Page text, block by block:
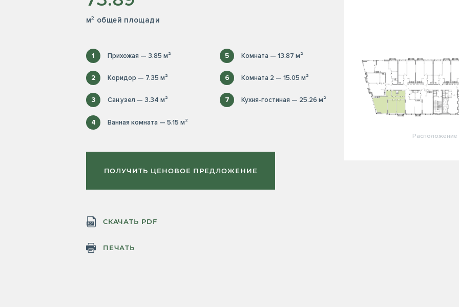
м² общей площади
1 Прихожая — 3.85 м²
2 Коридор — 7.35 м²
3 Сан.узел — 3.34 м²
4 Ванная комната — 5.15 м²
5 Комната — 13.87 м²
6 Комната 2 — 15.05 м²
7 Кухня-гостиная — 25.26 м²
ПОЛУЧИТЬ ЦЕНОВОЕ ПРЕДЛОЖЕНИЕ
СКАЧАТЬ PDF
ПЕЧАТЬ
Расположение